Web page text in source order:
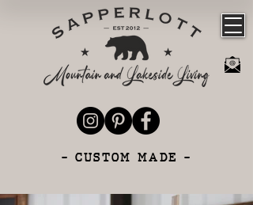
- CUSTOM MADE -